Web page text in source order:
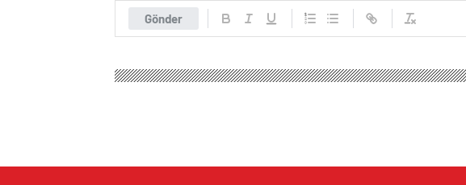
Gönder
Kerem Aktürkoğlu, Galatasaray’da
Kerem Aktürkoğlu,
yaşıyor